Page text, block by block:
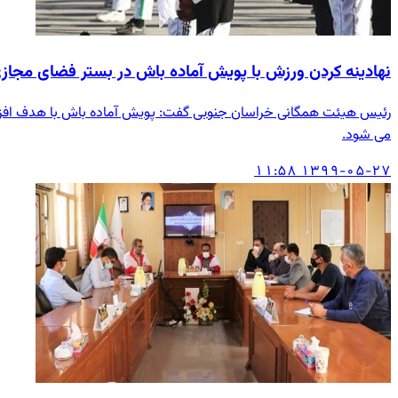
نهادینه کردن ورزش با پویش آماده باش در بستر فضای
می شود.
۱۳۹۹-۰۵-۲۷ ۱۱:۵۸